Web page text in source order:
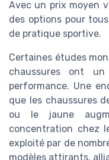
Avec un prix moyen
des options pour
de pratique sportive.
Certaines études
chaussures ont
performance. Une
que les chaussures
ou le jaune
concentration chez
exploité par de
modèles attirants,